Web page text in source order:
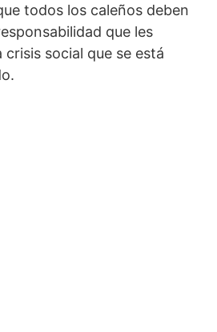
todos los caleños deben
que les
social que se está